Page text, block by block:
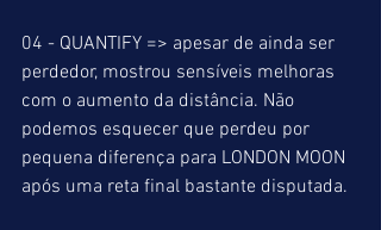
04 - QUANTIFY => apesar de ainda ser
perdedor, mostrou sensíveis melhoras
com o aumento da distância. Não
podemos esquecer que perdeu por
pequena diferença para LONDON MOON
após uma reta final bastante disputada.